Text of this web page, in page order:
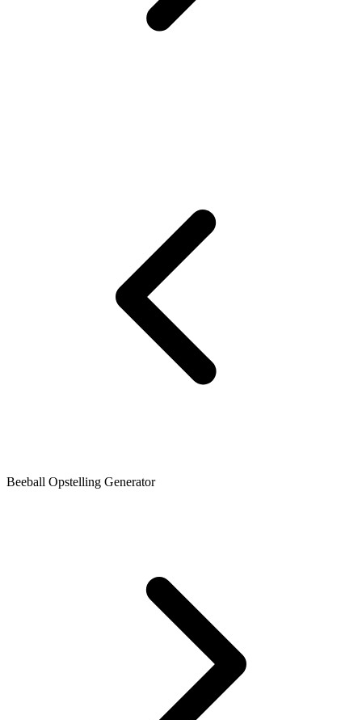
Beeball Opstelling Generator